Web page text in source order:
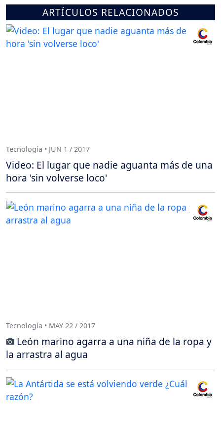
ARTÍCULOS RELACIONADOS
Tecnología • JUN 1 / 2017
Video: El lugar que nadie aguanta más de una
hora 'sin volverse loco'
Tecnología • MAY 22 / 2017
León marino agarra a una niña de la ropa y
la arrastra al agua